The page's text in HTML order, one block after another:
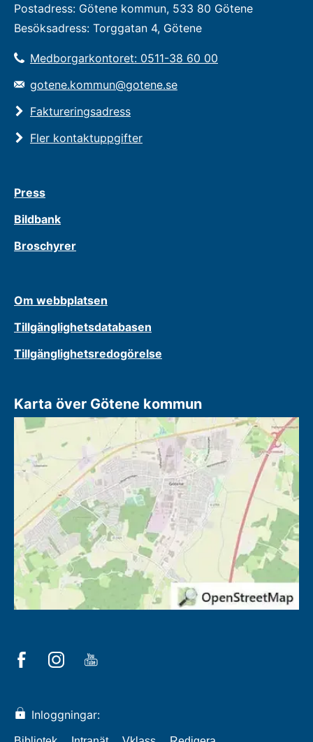
Postadress: Götene kommun, 533 80 Götene
Besöksadress: Torggatan 4, Götene
Medborgarkontoret: 0511-38 60 00
gotene.kommun@gotene.se
Faktureringsadress
Fler kontaktuppgifter
Press
Bildbank
Broschyrer
Om webbplatsen
Tillgänglighetsdatabasen
Tillgänglighetsredogörelse
Karta över Götene kommun
Inloggningar: